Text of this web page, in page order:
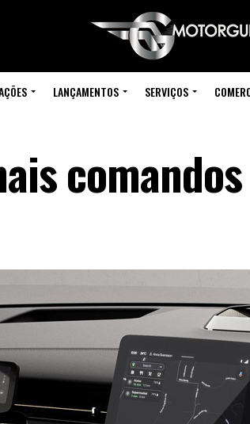
LANÇAMENTOS SERVIÇOS